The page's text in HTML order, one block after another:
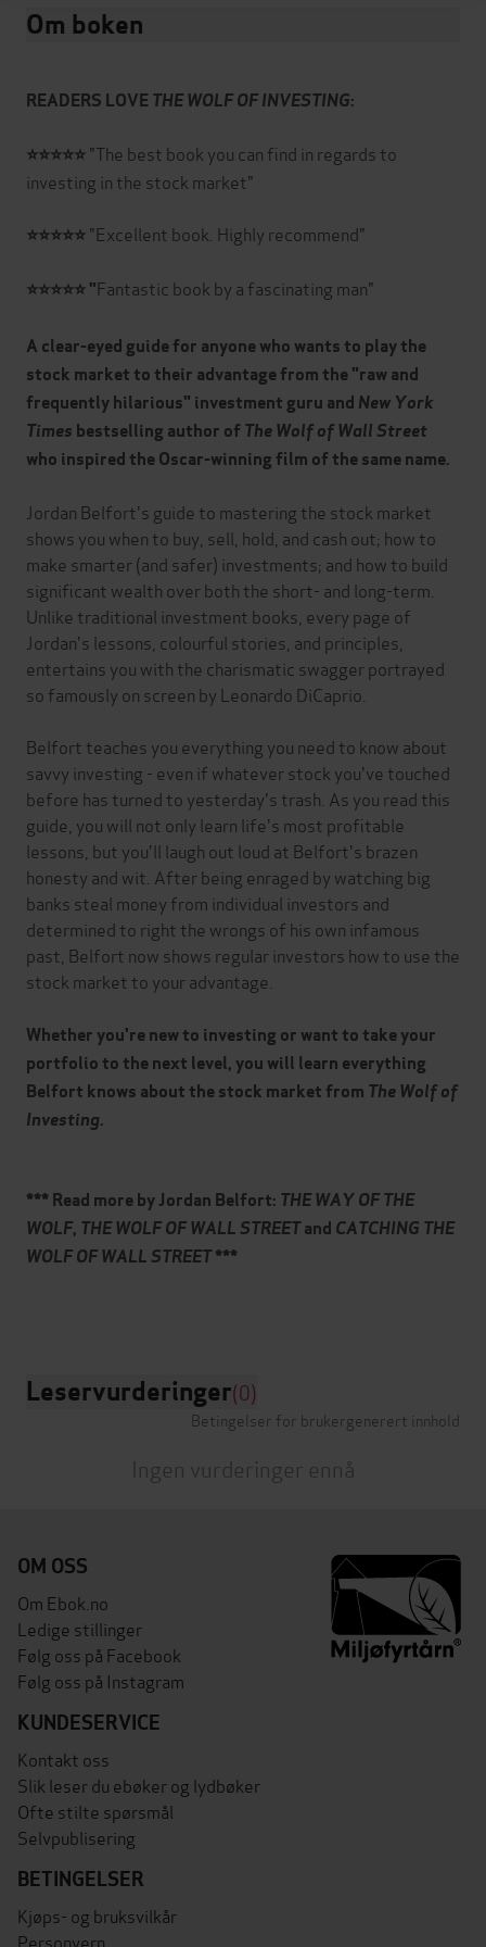
Om boken
READERS LOVETHE WOLF OF INVESTING:
⭐⭐⭐⭐⭐"The best book you can find in regards to
investing in the stock market"
⭐⭐⭐⭐⭐"Excellent book. Highly recommend"
⭐⭐⭐⭐⭐"Fantastic book by a fascinating man"
A clear-eyed guide for anyone who wants to play the
stock market to their advantage from the "raw and
frequently hilarious" investment guru and New York
Times bestselling author of The Wolf of Wall Street
who inspired the Oscar-winning film of the same name.
Jordan Belfort's guide to mastering the stock market
shows you when to buy, sell, hold, and cash out; how to
make smarter (and safer) investments; and how to build
significant wealth over both the short- and long-term.
Unlike traditional investment books, every page of
Jordan's lessons, colourful stories, and principles,
entertains you with the charismatic swagger portrayed
so famously on screen by Leonardo DiCaprio.
Belfort teaches you everything you need to know about
savvy investing - even if whatever stock you've touched
before has turned to yesterday's trash. As you read this
guide, you will not only learn life's most profitable
lessons, but you'll laugh out loud at Belfort's brazen
honesty and wit. After being enraged by watching big
banks steal money from individual investors and
determined to right the wrongs of his own infamous
past, Belfort now shows regular investors how to use the
stock market to your advantage.
Whether you're new to investing or want to take your
portfolio to the next level, you will learn everything
Belfort knows about the stock market from The Wolf of
Investing.
*** Read more by Jordan Belfort: THE WAY OF THE
WOLF, THE WOLF OF WALL STREETand CATCHING THE
WOLF OF WALL STREET***
Leservurderinger(0)
Betingelser for brukergenerert innhold
Ingen vurderinger ennå
OM OSS
Om Ebok.no
Ledige stillinger
Følg oss på Facebook
Følg oss på Instagram
KUNDESERVICE
Kontakt oss
Slik leser du ebøker og lydbøker
Ofte stilte spørsmål
Selvpublisering
BETINGELSER
Kjøps- og bruksvilkår
Personvern